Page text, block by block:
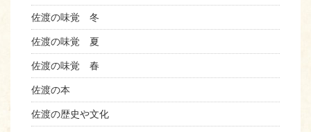
佐渡の味覚 冬
佐渡の味覚 夏
佐渡の味覚 春
佐渡の本
佐渡の歴史や文化